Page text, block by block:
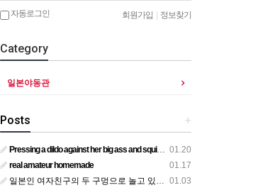
자동로그인 회원가입 정보찾기
Category
일본야동관
+
Posts
01.20
Pressing a dildo against her big ass and squirting from below
01.17
real amateur homemade
01.03
일본인 여자친구의 두 구멍으로 놀고 있어요